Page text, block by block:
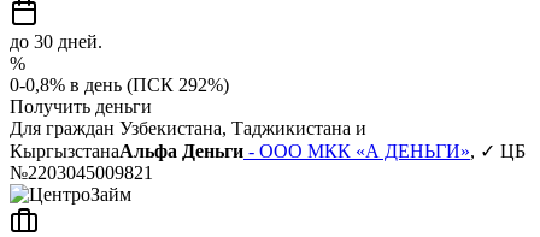
до 30 дней.
%
0-0,8% в день (ПСК 292%)
Получить деньги
Для граждан Узбекистана, Таджикистана и
КыргызстанаАльфа Деньги - ООО МКК «А ДЕНЬГИ», ✓ ЦБ
№2203045009821